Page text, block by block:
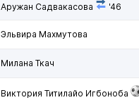
Аружан Садвакасова '46
Эльвира Махмутова
Милана Ткач
Виктория Титилайо Игбоноба